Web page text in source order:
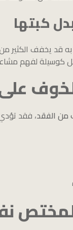
قد يخفف الكثير
كوسيلة لفهم
من الفقد، فقد